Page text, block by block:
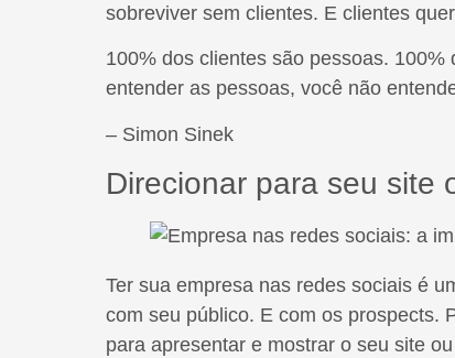
sobreviver sem clientes. E clientes
100% dos clientes são pessoas.
entender as pessoas, você não
– Simon Sinek
Direcionar para seu site
Ter sua empresa nas redes sociais é
com seu público. E com os prospects.
para apresentar e mostrar o seu site